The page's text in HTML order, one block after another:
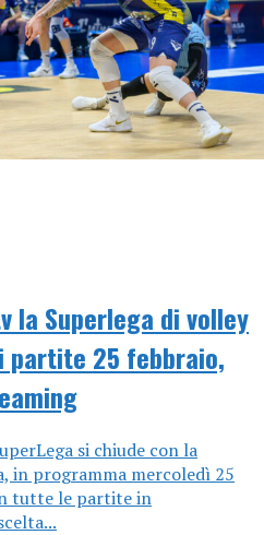
la Superlega di volley
partite 25 febbraio,
si chiude con la
in programma mercoledì 25
tutte le partite in